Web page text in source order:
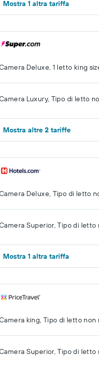
Mostra 1 altra tariffa
Deluxe, 1 letto king
Luxury, Tipo di letto
Mostra altre 2 tariffe
Deluxe, Tipo di letto
Superior, Tipo di letto
Mostra 1 altra tariffa
king, Tipo di letto non
Superior, Tipo di letto